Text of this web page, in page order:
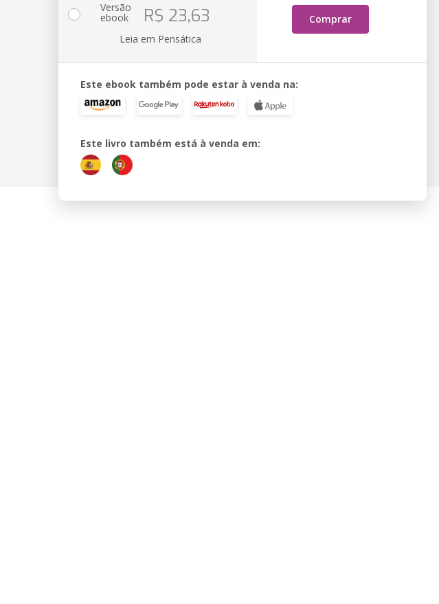
Comprar
Versão
ebook R$ 23,63
Leia em Pensática
Este ebook também pode estar à venda na:
Este livro também está à venda em: